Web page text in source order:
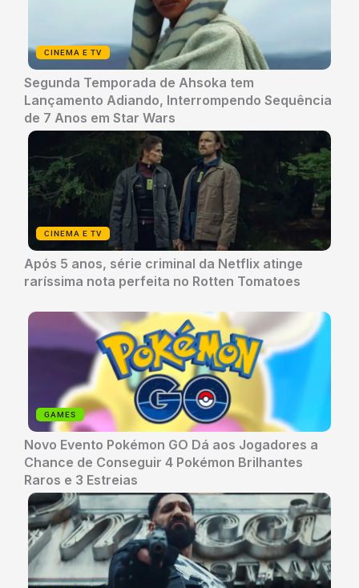
CINEMA E TV
Segunda Temporada de Ahsoka tem
Lançamento Adiando, Interrompendo Sequência
de 7 Anos em Star Wars
CINEMA E TV
Após 5 anos, série criminal da Netflix atinge
raríssima nota perfeita no Rotten Tomatoes
GAMES
Novo Evento Pokémon GO Dá aos Jogadores a
Chance de Conseguir 4 Pokémon Brilhantes
Raros e 3 Estreias